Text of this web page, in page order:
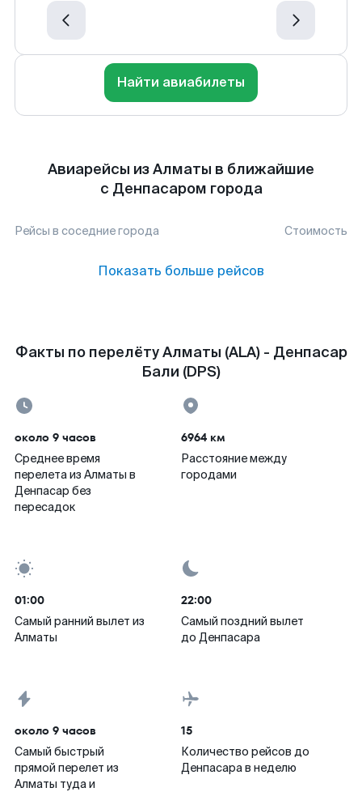
Найти авиабилеты
Авиарейсы из Алматы в ближайшие
с Денпасаром города
Рейсы в соседние города Стоимость
Показать больше рейсов
Факты по перелёту Алматы (ALA) - Денпасар
Бали (DPS)
около 9 часов
Среднее время
перелета из Алматы в
Денпасар без
пересадок
6964 км
Расстояние между
городами
01:00
Самый ранний вылет из
Алматы
22:00
Самый поздний вылет
до Денпасара
около 9 часов
Самый быстрый
прямой перелет из
Алматы туда и
15
Количество рейсов до
Денпасара в неделю